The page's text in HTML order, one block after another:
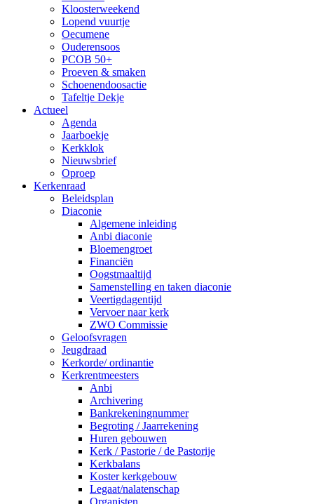
Kloosterweekend
Lopend vuurtje
Oecumene
Ouderensoos
PCOB 50+
Proeven & smaken
Schoenendoosactie
Tafeltje Dekje
Actueel
Agenda
Jaarboekje
Kerkklok
Nieuwsbrief
Oproep
Kerkenraad
Beleidsplan
Diaconie
Algemene inleiding
Anbi diaconie
Bloemengroet
Financiën
Oogstmaaltijd
Samenstelling en taken diaconie
Veertigdagentijd
Vervoer naar kerk
ZWO Commissie
Geloofsvragen
Jeugdraad
Kerkorde/ ordinantie
Kerkrentmeesters
Anbi
Archivering
Bankrekeningnummer
Begroting / Jaarrekening
Huren gebouwen
Kerk / Pastorie / de Pastorije
Kerkbalans
Koster kerkgebouw
Legaat/nalatenschap
Organisten